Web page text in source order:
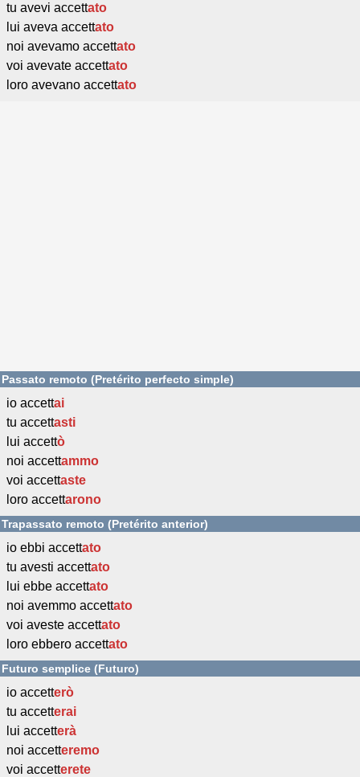
tu avevi accettato
lui aveva accettato
noi avevamo accettato
voi avevate accettato
loro avevano accettato
Passato remoto (Pretérito perfecto simple)
io accettai
tu accettasti
lui accettò
noi accettammo
voi accettaste
loro accettarono
Trapassato remoto (Pretérito anterior)
io ebbi accettato
tu avesti accettato
lui ebbe accettato
noi avemmo accettato
voi aveste accettato
loro ebbero accettato
Futuro semplice (Futuro)
io accetterò
tu accetterai
lui accetterà
noi accetteremo
voi accetterete